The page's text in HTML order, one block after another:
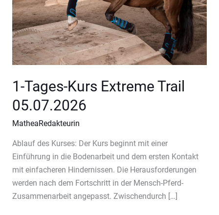
1-Tages-Kurs Extreme Trail
05.07.2026
MatheaRedakteurin
Ablauf des Kurses: Der Kurs beginnt mit einer
Einführung in die Bodenarbeit und dem ersten Kontakt
mit einfacheren Hindernissen. Die Herausforderungen
werden nach dem Fortschritt in der Mensch-Pferd-
Zusammenarbeit angepasst. Zwischendurch […]